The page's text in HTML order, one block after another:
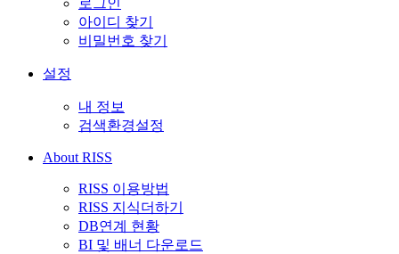
로그인
아이디 찾기
비밀번호 찾기
설정
내 정보
검색환경설정
About RISS
RISS 이용방법
RISS 지식더하기
DB연계 현황
BI 및 배너 다운로드